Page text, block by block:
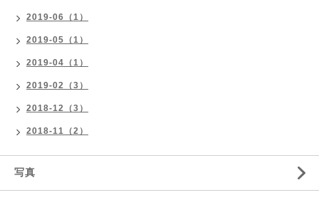
2019-06（1）
2019-05（1）
2019-04（1）
2019-02（3）
2018-12（3）
2018-11（2）
写真